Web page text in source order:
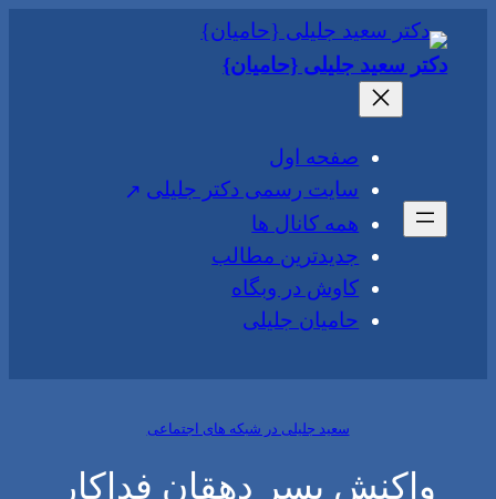
دکتر سعید جلیلی {حامیان}
صفحه اول
سایت رسمی دکتر جلیلی
همه کانال ها
جدیدترین مطالب
کاوش در وبگاه
حامیان جلیلی
سعید جلیلی در شبکه های اجتماعی
واکنش پسر دهقان فداکار